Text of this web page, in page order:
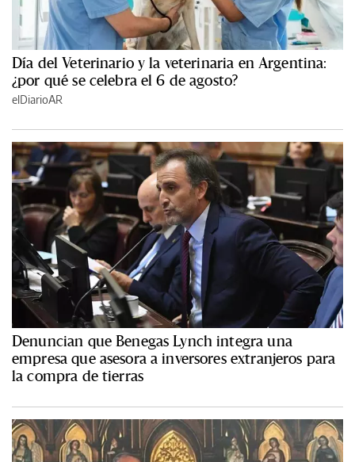
Día del Veterinario y la veterinaria en Argentina:
¿por qué se celebra el 6 de agosto?
elDiarioAR
Denuncian que Benegas Lynch integra una
empresa que asesora a inversores extranjeros para
la compra de tierras